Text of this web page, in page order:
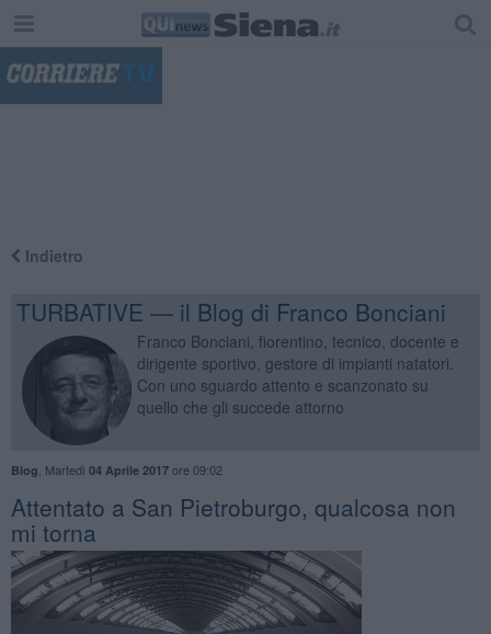
Indietro
TURBATIVE — il Blog di Franco Bonciani
Franco Bonciani, fiorentino, tecnico, docente e
dirigente sportivo, gestore di impianti natatori.
Con uno sguardo attento e scanzonato su
quello che gli succede attorno
Blog Martedì 04 Aprile 2017ore 09:02
Attentato a San Pietroburgo, qualcosa non
mi torna